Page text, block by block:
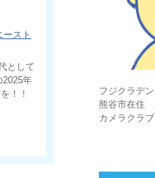
ースト
として
2025年
！！
フジクラデ
熊谷市在住
カメラクラ